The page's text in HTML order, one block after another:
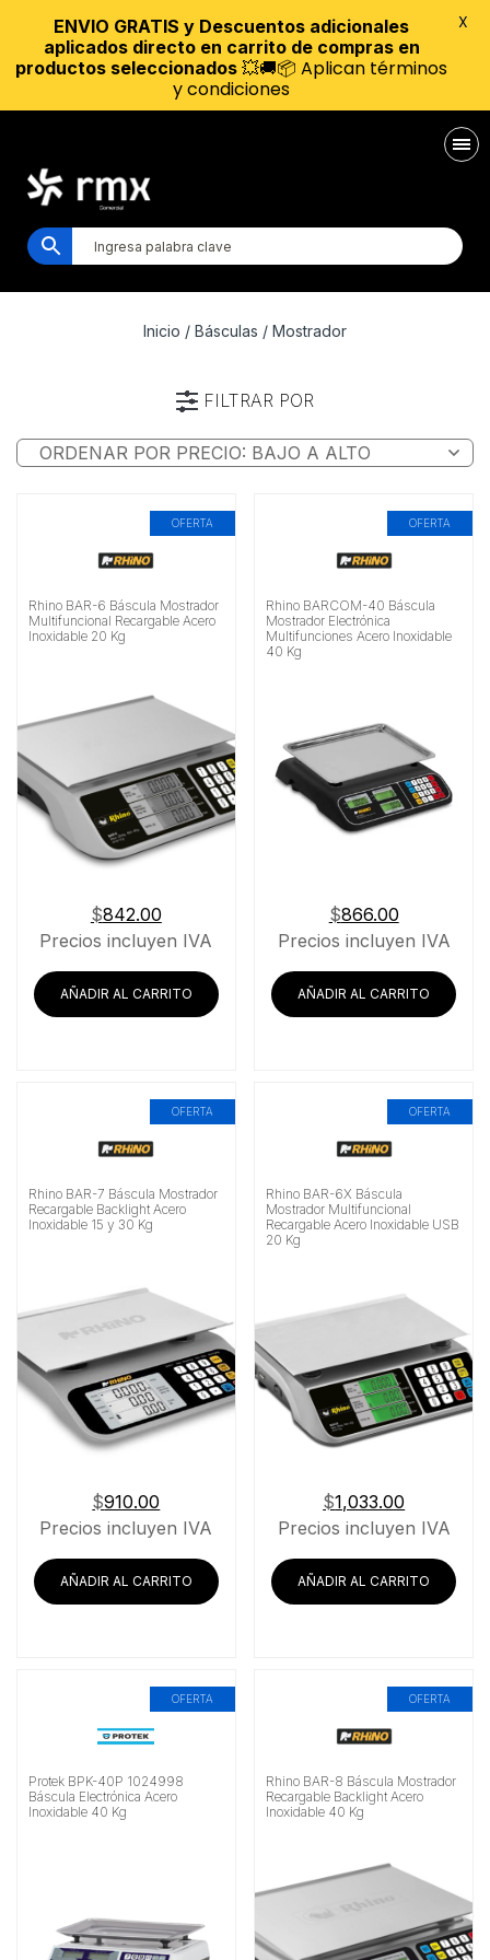
Inicio / Básculas / Mostrador
FILTRAR POR
Marca
OFERTA
Rhino BAR-6 Báscula Mostrador
Multifuncional Recargable Acero
Inoxidable 20 Kg
$842.00
Precios incluyen IVA
AÑADIR AL CARRITO
OFERTA
Rhino BARCOM-40 Báscula
Mostrador Electrónica
Multifunciones Acero Inoxidable
40 Kg
$866.00
Precios incluyen IVA
AÑADIR AL CARRITO
OFERTA
Rhino BAR-7 Báscula Mostrador
Recargable Backlight Acero
Inoxidable 15 y 30 Kg
$910.00
Precios incluyen IVA
AÑADIR AL CARRITO
OFERTA
Rhino BAR-6X Báscula
Mostrador Multifuncional
Recargable Acero Inoxidable USB
20 Kg
$1,033.00
Precios incluyen IVA
AÑADIR AL CARRITO
OFERTA
Protek BPK-40P 1024998
Báscula Electrónica Acero
Inoxidable 40 Kg
OFERTA
Rhino BAR-8 Báscula Mostrador
Recargable Backlight Acero
Inoxidable 40 Kg
ENVIO GRATIS y Descuentos adicionales
aplicados directo en carrito de compras en
productos seleccionados 💥🚚📦 Aplican términos
y condiciones
X